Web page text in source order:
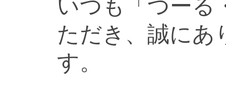
いつも「つーる
ただき、誠にあ
す。